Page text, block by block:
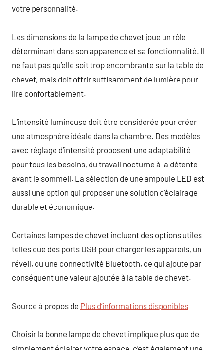
votre personnalité.
Les dimensions de la lampe de chevet joue un rôle
déterminant dans son apparence et sa fonctionnalité. Il
ne faut pas qu’elle soit trop encombrante sur la table de
chevet, mais doit offrir suffisamment de lumière pour
lire confortablement.
L’intensité lumineuse doit être considérée pour créer
une atmosphère idéale dans la chambre. Des modèles
avec réglage d’intensité proposent une adaptabilité
pour tous les besoins, du travail nocturne à la détente
avant le sommeil. La sélection de une ampoule LED est
aussi une option qui proposer une solution d’éclairage
durable et économique.
Certaines lampes de chevet incluent des options utiles
telles que des ports USB pour charger les appareils, un
réveil, ou une connectivité Bluetooth, ce qui ajoute par
conséquent une valeur ajoutée à la table de chevet.
Source à propos de Plus d’informations disponibles
Choisir la bonne lampe de chevet implique plus que de
simplement éclairer votre espace, c’est également une